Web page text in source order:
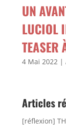
UN
LUCIOL
TEASER
4 Mai 2022 |
Articles
[réflexion]